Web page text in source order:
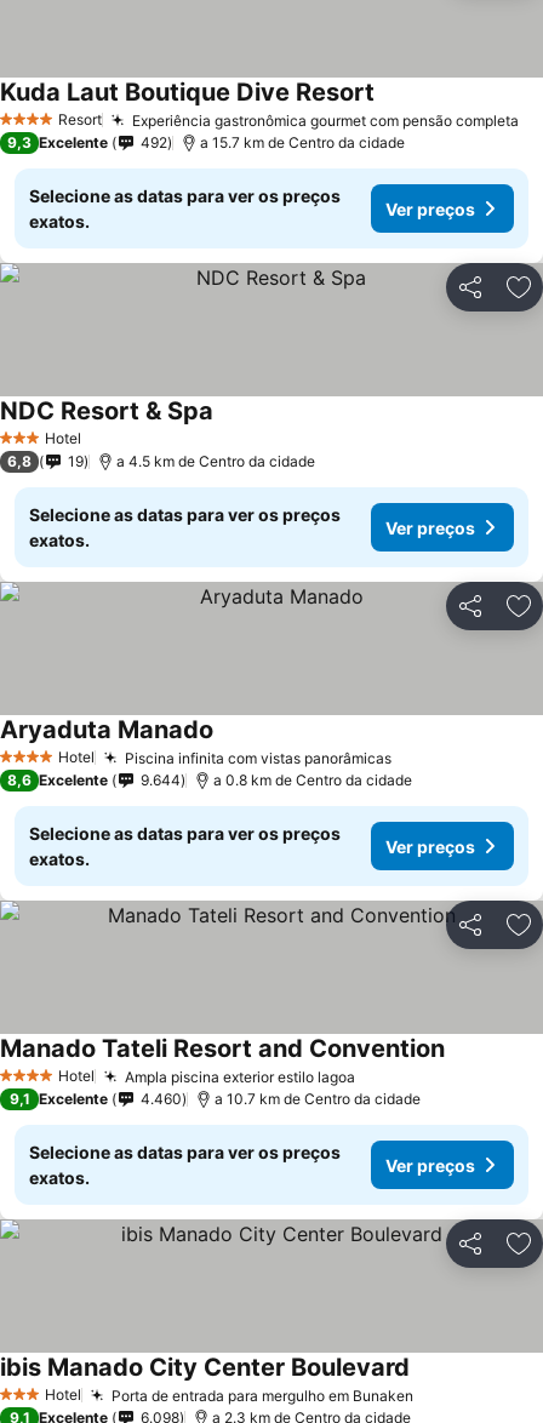
4 EstrelasResort Experiência gastronômica gourmet com pensão completa
Kuda Laut Boutique Dive Resort
9,3 Excelente 492 a 15.7 km de Centro da cidade
Selecione as datas para ver os preços
exatos.
Ver preços
Partilhar
3 EstrelasHotel
NDC Resort & Spa
6,8 19 a 4.5 km de Centro da cidade
Selecione as datas para ver os preços
exatos.
Ver preços
Partilhar
4 EstrelasHotel Piscina infinita com vistas panorâmicas
Aryaduta Manado
8,6 Excelente 9.644 a 0.8 km de Centro da cidade
Selecione as datas para ver os preços
exatos.
Ver preços
Partilhar
4 EstrelasHotel Ampla piscina exterior estilo lagoa
Manado Tateli Resort and Convention
9,1 Excelente 4.460 a 10.7 km de Centro da cidade
Selecione as datas para ver os preços
exatos.
Ver preços
Partilhar
3 EstrelasHotel Porta de entrada para mergulho em Bunaken
ibis Manado City Center Boulevard
9,1 Excelente 6.098 a 2.3 km de Centro da cidade